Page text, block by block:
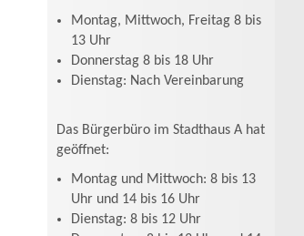
Montag, Mittwoch, Freitag 8 bis
13 Uhr
Donnerstag 8 bis 18 Uhr
Dienstag: Nach Vereinbarung
Das Bürgerbüro im Stadthaus A hat
geöffnet:
Montag und Mittwoch: 8 bis 13
Uhr und 14 bis 16 Uhr
Dienstag: 8 bis 12 Uhr